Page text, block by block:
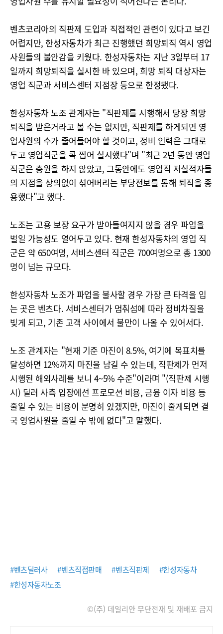
벤츠코리아의 직판제 도입과 직접적인 관련이 있다고 보긴
어렵지만, 한성자동차가 최근 진행했던 희망퇴직 역시 영업
사원들의 불안감을 키웠다. 한성자동차는 지난 3일부터 17
일까지 희망퇴직을 실시한 바 있으며, 희망 퇴직 대상자는
영업 직군과 서비스센터 지점장 등으로 한정됐다.
한성자동차 노조 관계자는 "직판제를 시행해서 당장 희망
퇴직을 받은거라고 볼 수는 없지만, 직판제를 하게되면 영
업사원의 수가 줄어들어야 할 것이고, 정비 인력은 그대로
두고 영업직군을 콕 찝어 실시했다"며 "최근 2년 동안 영업
직군은 충원을 하지 않았고, 그동안에도 영업직 저실적자들
의 지점을 상의없이 섞어버리는 부당전보를 통해 퇴직을 종
용했다"고 했다.
노조는 고용 보장 요구가 받아들여지지 않을 경우 파업을
벌일 가능성도 열어두고 있다. 현재 한성자동차의 영업 직
군은 약 650여명, 서비스센터 직군은 700여명으로 총 1300
명이 넘는 규모다.
한성자동차 노조가 파업을 불사할 경우 가장 큰 타격을 입
는 곳은 벤츠다. 서비스센터가 멈춰섬에 따라 정비차질을
빚게 되고, 기존 고객 사이에서 불만이 나올 수 있어서다.
노조 관계자는 "현재 기준 마진이 8.5%, 여기에 목표치를
달성하면 12%까지 마진을 남길 수 있는데, 직판제가 먼저
시행된 해외사례를 보니 4~5% 수준"이라며 "(직판제 시행
시) 딜러 사측 입장에선 프로모션 비용, 금융 이자 비용 등
줄일 수 있는 비용이 분명히 있겠지만, 마진이 줄게되면 결
국 영업사원을 줄일 수 밖에 없다"고 말했다.
#벤츠딜러사 #벤츠직접판매 #벤츠직판제
#한성자동차
#한성자동차노조
©(주) 데일리안 무단전재 및 재배포 금지